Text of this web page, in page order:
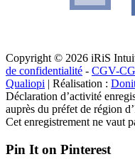
Copyright © 2026 iRiS
de confidentialité - CGV-
Qualiopi | Réalisation :
Déclaration d’activité
auprès du préfet de région
Cet enregistrement ne vaut
Pin It on Pinterest